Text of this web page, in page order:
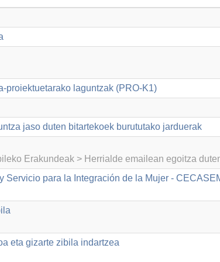
proiektuetarako laguntzak (PRO-K1)
jaso duten bitartekoek burututako jarduerak
Erakundeak > Herrialde emailean egoitza
Servicio para la Integración de la Mujer -
eta gizarte zibila indartzea